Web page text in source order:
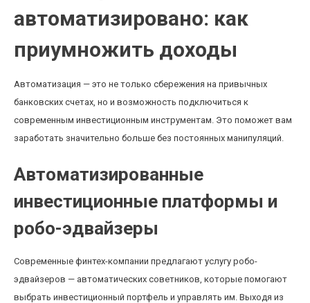
автоматизировано: как
приумножить доходы
Автоматизация — это не только сбережения на привычных
банковских счетах, но и возможность подключиться к
современным инвестиционным инструментам. Это поможет вам
заработать значительно больше без постоянных манипуляций.
Автоматизированные
инвестиционные платформы и
робо-эдвайзеры
Современные финтех-компании предлагают услугу робо-
эдвайзеров — автоматических советников, которые помогают
выбрать инвестиционный портфель и управлять им. Выходя из